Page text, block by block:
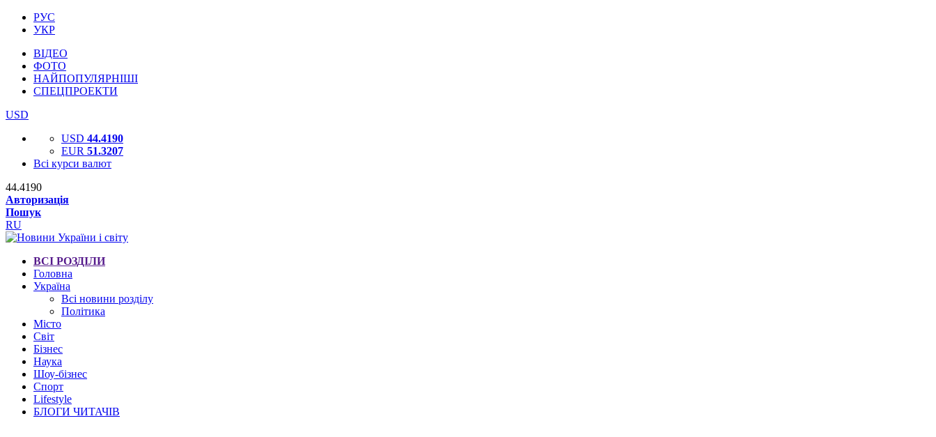
РУС
УКР
ВІДЕО
ФОТО
НАЙПОПУЛЯРНІШІ
СПЕЦПРОЕКТИ
USD
USD 44.4190
EUR 51.3207
Всі курси валют
44.4190
Авторизація
Пошук
RU
ВСІ РОЗДІЛИ
Головна
Україна
Всі новини розділу
Політика
Місто
Світ
Бізнес
Наука
Шоу-бізнес
Спорт
Lifestyle
БЛОГИ ЧИТАЧІВ